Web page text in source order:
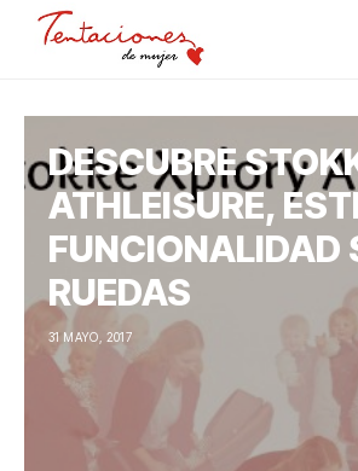
DESCUBRE
ATHLEISURE,
FUNCIONALIDAD
RUEDAS
31 MAYO, 2017